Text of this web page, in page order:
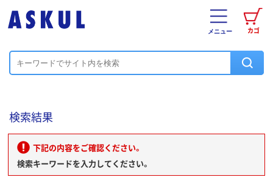
カゴ
メニュー
検索結果
下記の内容をご確認ください。
検索キーワードを入力してください。